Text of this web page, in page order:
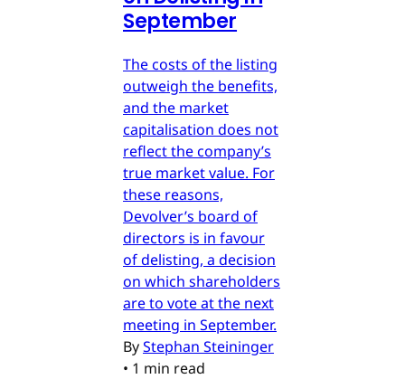
September
The costs of the listing
outweigh the benefits,
and the market
capitalisation does not
reflect the company’s
true market value. For
these reasons,
Devolver’s board of
directors is in favour
of delisting, a decision
on which shareholders
are to vote at the next
meeting in September.
ByStephan Steininger
• 1 min read